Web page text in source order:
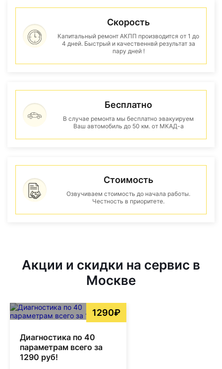
Скорость
Капитальный ремонт АКПП производится от 1 до
4 дней. Быстрый и качественнвй результат за
пару дней !
Бесплатно
В случае ремонта мы бесплатно эвакуируем
Ваш автомобиль до 50 км. от МКАД-а
Стоимость
Озвучиваем стоимость до начала работы.
Честность в приоритете.
Акции и скидки на сервис в
Москве
1290₽
Диагностика по 40
параметрам всего за
1290 руб!